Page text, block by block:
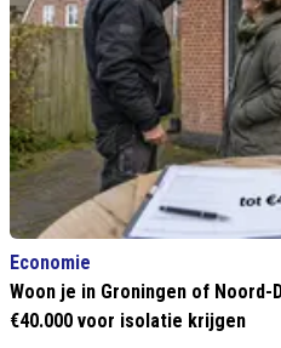
Economie
Woon je in Groningen of
€40.000 voor isolatie krijgen